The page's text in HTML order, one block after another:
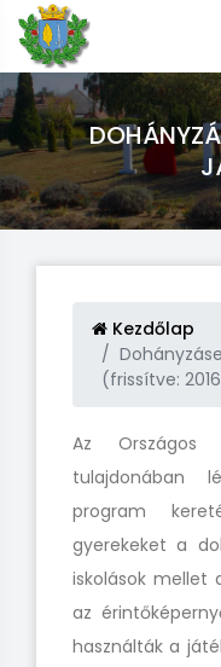
Kezdőlap
(frissítve:
Az Országos
tulajdonában
program
gyerekeket a
iskolások mellet
az
használták a